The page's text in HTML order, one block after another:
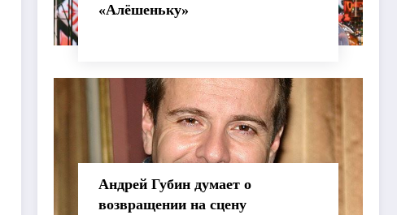
«Алёшеньку»
Андрей Губин думает о
возвращении на сцену